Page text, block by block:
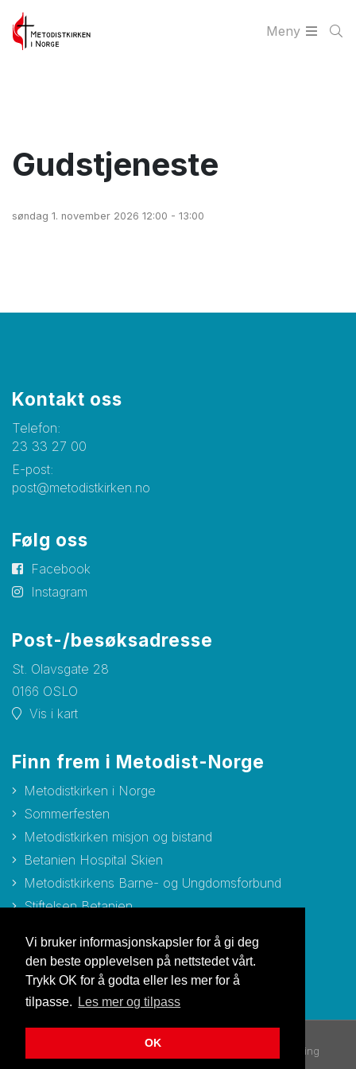
Vi bruker informasjonskapsler for å gi deg
den beste opplevelsen på nettstedet vårt.
Trykk OK for å godta eller les mer for å
tilpasse.
Les mer og tilpass
OK
Meny
Gudstjeneste
søndag 1. november 2026 12:00 - 13:00
Kontakt oss
Telefon:
23 33 27 00
E-post:
post@metodistkirken.no
Følg oss
Facebook
Instagram
Post-/besøksadresse
St. Olavsgate 28
0166 OSLO
Vis i kart
Finn frem i Metodist-Norge
Metodistkirken i Norge
Sommerfesten
Metodistkirken misjon og bistand
Betanien Hospital Skien
Metodistkirkens Barne- og Ungdomsforbund
Stiftelsen Betanien
Personvernerklæring